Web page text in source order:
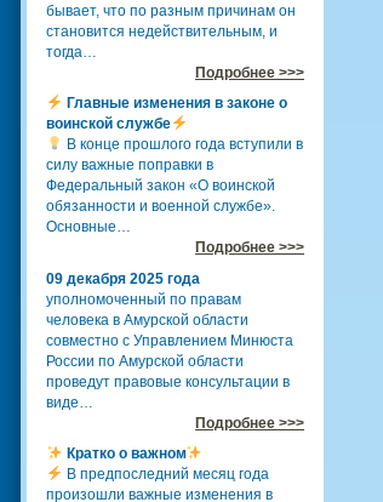
бывает, что по разным причинам он
становится недействительным, и
тогда…
Подробнее >>>
Главные изменения в законе о
воинской службе
В конце прошлого года вступили в
силу важные поправки в
Федеральный закон «О воинской
обязанности и военной службе».
Основные…
Подробнее >>>
09 декабря 2025 года
уполномоченный по правам
человека в Амурской области
совместно с Управлением Минюста
России по Амурской области
проведут правовые консультации в
виде…
Подробнее >>>
Кратко о важном
В предпоследний месяц года
произошли важные изменения в